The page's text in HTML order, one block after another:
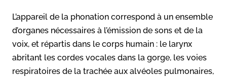
L’appareil de la phonation correspond à un ensemble
d’organes nécessaires à l’émission de sons et de la
voix, et répartis dans le corps humain : le larynx
abritant les cordes vocales dans la gorge, les voies
respiratoires de la trachée aux alvéoles pulmonaires,